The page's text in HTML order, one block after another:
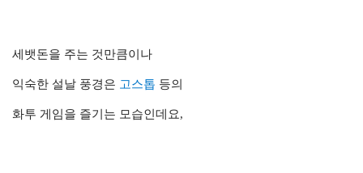
세뱃돈을 주는 것만큼이나
익숙한 설날 풍경은 고스톱 등의
화투 게임을 즐기는 모습인데요,